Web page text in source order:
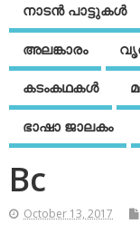
നാടന്‍ പാട്ടുകള്‍
അലങ്കാരം
കടംകഥകള്‍
ഭാഷാ ജാലകം
Bc
October 13, 2017